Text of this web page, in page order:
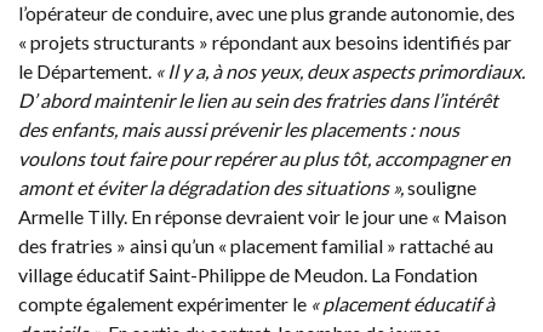
l’opérateur de conduire, avec une plus grande autonomie, des
« projets structurants » répondant aux besoins identifiés par
le Département. « Il y a, à nos yeux, deux aspects primordiaux.
D’ abord maintenir le lien au sein des fratries dans l’intérêt
des enfants, mais aussi prévenir les placements : nous
voulons tout faire pour repérer au plus tôt, accompagner en
amont et éviter la dégradation des situations »,souligne
Armelle Tilly. En réponse devraient voir le jour une « Maison
des fratries » ainsi qu’un « placement familial » rattaché au
village éducatif Saint-Philippe de Meudon. La Fondation
compte également expérimenter le « placement éducatif à